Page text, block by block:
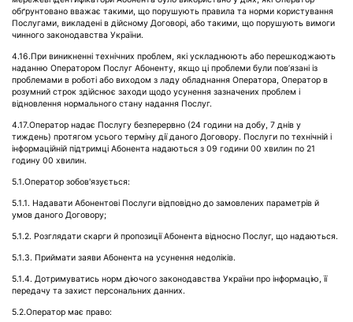
обґрунтовано вважає такими, що порушують правила та норми користування
Послугами, викладені в дійсному Договорі, або такими, що порушують вимоги
чинного законодавства України.
4.16.При виникненні технічних проблем, які ускладнюють або перешкоджають
наданню Оператором Послуг Абоненту, якщо ці проблеми були пов’язані із
проблемами в роботі або виходом з ладу обладнання Оператора, Оператор в
розумний строк здійснює заходи щодо усунення зазначених проблем і
відновлення нормального стану надання Послуг.
4.17.Оператор надає Послугу безперервно (24 години на добу, 7 днів у
тиждень) протягом усього терміну дії даного Договору. Послуги по технічній і
інформаційній підтримці Абонента надаються з 09 години 00 хвилин по 21
годину 00 хвилин.
5.1.Оператор зобов'язується:
5.1.1. Надавати Абонентові Послуги відповідно до замовлених параметрів й
умов даного Договору;
5.1.2. Розглядати скарги й пропозиції Абонента відносно Послуг, що надаються.
5.1.3. Приймати заяви Абонента на усунення недоліків.
5.1.4. Дотримуватись норм діючого законодавства України про інформацію, її
передачу та захист персональних данних.
5.2.Оператор має право: